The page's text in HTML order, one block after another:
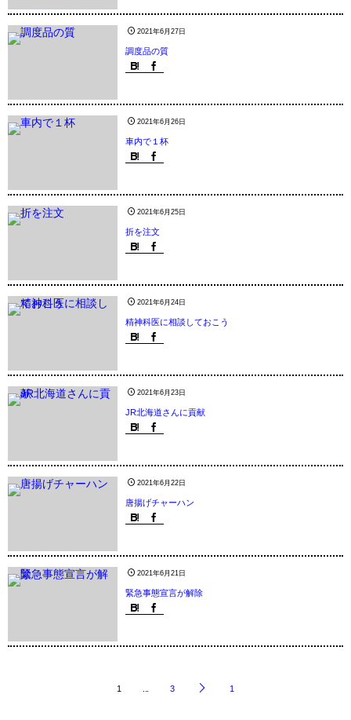
2021年6月27日
調度品の質
2021年6月26日
車内で１杯
2021年6月25日
折を注文
2021年6月24日
精神科医に相談しておこう
2021年6月23日
JR北海道さんに貢献
2021年6月22日
唐揚げチャーハン
2021年6月21日
緊急事態宣言が解除
1 3 1